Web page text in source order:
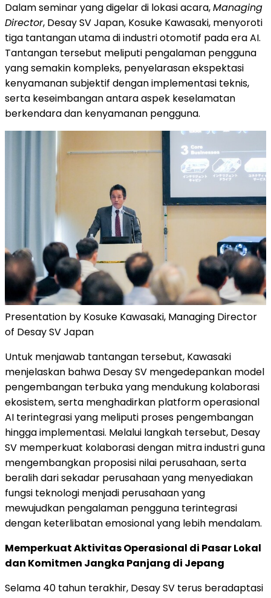
Dalam seminar yang digelar di lokasi acara,Managing
Director, Desay SV Japan, Kosuke Kawasaki, menyoroti
tiga tantangan utama di industri otomotif pada era AI.
Tantangan tersebut meliputi pengalaman pengguna
yang semakin kompleks, penyelarasan ekspektasi
kenyamanan subjektif dengan implementasi teknis,
serta keseimbangan antara aspek keselamatan
berkendara dan kenyamanan pengguna.
Presentation by Kosuke Kawasaki, Managing Director
of Desay SV Japan
Untuk menjawab tantangan tersebut, Kawasaki
menjelaskan bahwa Desay SV mengedepankan model
pengembangan terbuka yang mendukung kolaborasi
ekosistem, serta menghadirkan platform operasional
AI terintegrasi yang meliputi proses pengembangan
hingga implementasi. Melalui langkah tersebut, Desay
SV memperkuat kolaborasi dengan mitra industri guna
mengembangkan proposisi nilai perusahaan, serta
beralih dari sekadar perusahaan yang menyediakan
fungsi teknologi menjadi perusahaan yang
mewujudkan pengalaman pengguna terintegrasi
dengan keterlibatan emosional yang lebih mendalam.
Memperkuat Aktivitas Operasional di Pasar Lokal
dan Komitmen Jangka Panjang di Jepang
Selama 40 tahun terakhir, Desay SV terus beradaptasi